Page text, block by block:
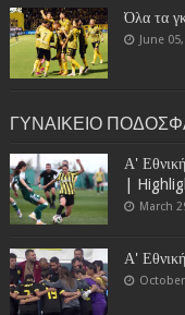
Όλα τα
June
ΓΥΝΑΙΚΕΙΟ
Α'
|
March
Α'